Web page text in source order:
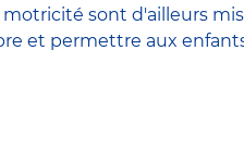
sont d'ailleurs
et permettre aux